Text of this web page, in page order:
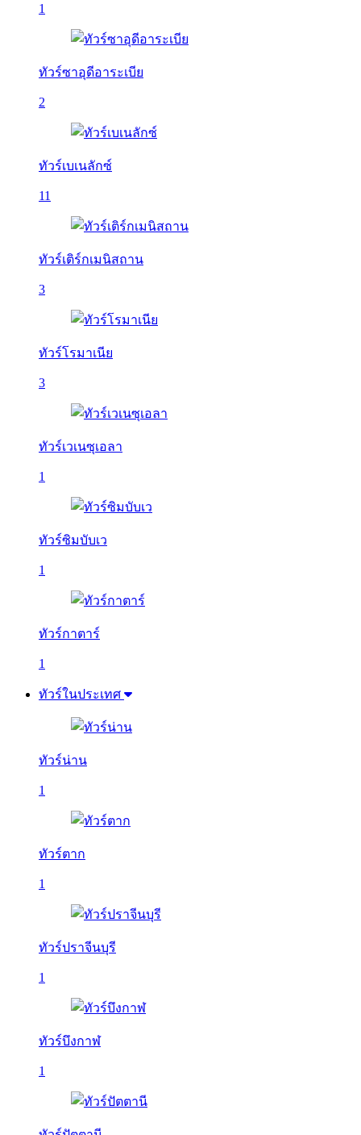
1
ทัวร์ซาอุดีอาระเบีย
2
ทัวร์เบเนลักซ์
11
ทัวร์เติร์กเมนิสถาน
3
ทัวร์โรมาเนีย
3
ทัวร์เวเนซุเอลา
1
ทัวร์ซิมบับเว
1
ทัวร์กาตาร์
1
ทัวร์ในประเทศ
ทัวร์น่าน
1
ทัวร์ตาก
1
ทัวร์ปราจีนบุรี
1
ทัวร์บึงกาฬ
1